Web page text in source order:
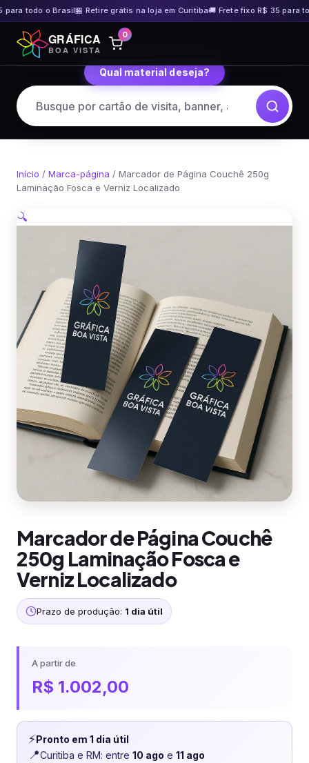
todo o Brasil🏪 Retire grátis na loja em Curitiba🚚 Frete fixo R$ 35 para
Pular
para
o
GRÁFICA
BOA VISTA
0
Qual material deseja?
Início / Marca-página / Marcador de Página Couchê 250g
Laminação Fosca e Verniz Localizado
🔍
Marcador de Página Couchê
250g Laminação Fosca e
Verniz Localizado
Prazo de produção: 1 dia útil
A partir de
R$ 1.002,00
⚡Pronto em 1 dia útil
📍Curitiba e RM: entre 10 ago e 11 ago